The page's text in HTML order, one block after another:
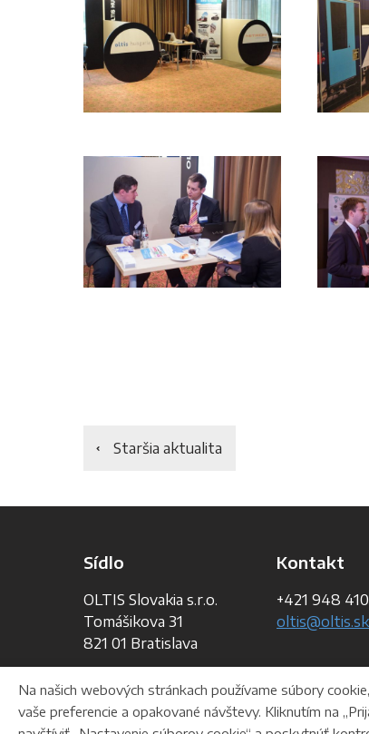
Staršia aktualita
Sídlo
OLTIS Slovakia s.r.o.
Tomášikova 31
821 01 Bratislava
Kontakt
+421 948
oltis@oltis.sk
Na našich webových stránkach používame súbory
vaše preferencie a opakované návštevy. Kliknutím na